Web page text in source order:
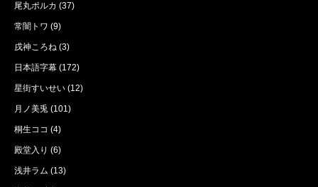
尾丸ポルカ (37)
常闇トワ (9)
戌神ころね (3)
日本語字幕 (172)
星街すいせい (12)
月ノ美兎 (101)
桐生ココ (4)
殿堂入り (6)
浅井ラム (13)